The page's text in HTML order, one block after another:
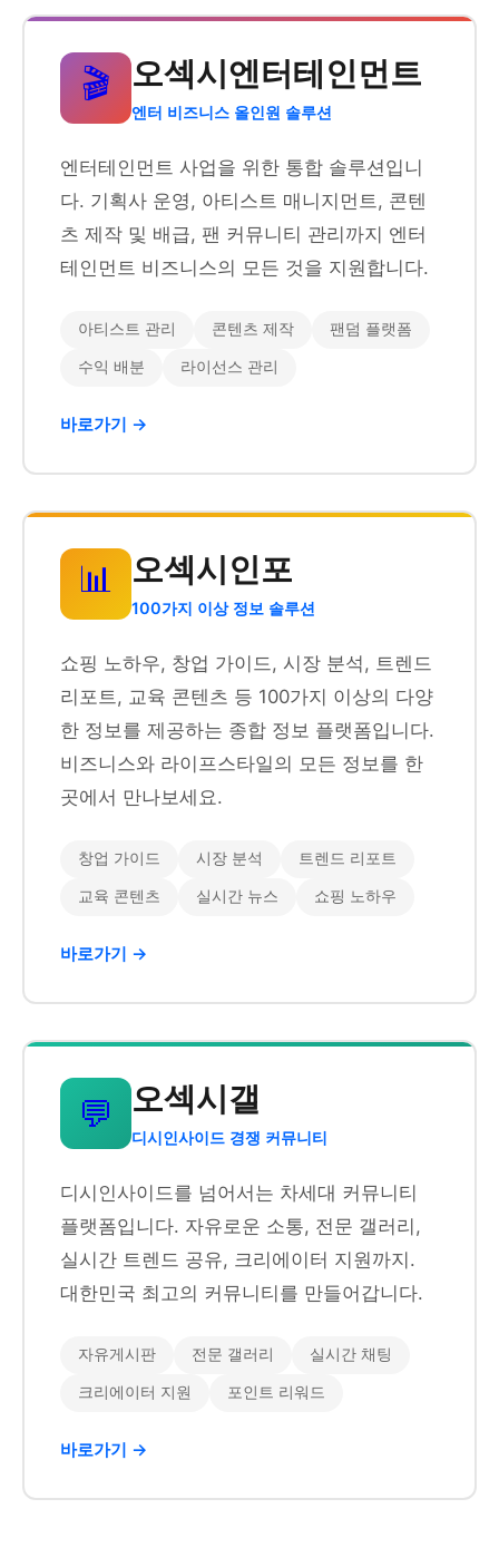
🎬 오섹시엔터테인먼트
엔터 비즈니스 올인원 솔루션
엔터테인먼트 사업을 위한 통합 솔루션입니
다. 기획사 운영, 아티스트 매니지먼트, 콘텐
츠 제작 및 배급, 팬 커뮤니티 관리까지 엔터
테인먼트 비즈니스의 모든 것을 지원합니다.
아티스트 관리 콘텐츠 제작 팬덤 플랫폼
수익 배분 라이선스 관리
바로가기 →
📊 오섹시인포
100가지 이상 정보 솔루션
쇼핑 노하우, 창업 가이드, 시장 분석, 트렌드
리포트, 교육 콘텐츠 등 100가지 이상의 다양
한 정보를 제공하는 종합 정보 플랫폼입니다.
비즈니스와 라이프스타일의 모든 정보를 한
곳에서 만나보세요.
창업 가이드 시장 분석 트렌드 리포트
교육 콘텐츠 실시간 뉴스 쇼핑 노하우
바로가기 →
💬 오섹시갤
디시인사이드 경쟁 커뮤니티
디시인사이드를 넘어서는 차세대 커뮤니티
플랫폼입니다. 자유로운 소통, 전문 갤러리,
실시간 트렌드 공유, 크리에이터 지원까지.
대한민국 최고의 커뮤니티를 만들어갑니다.
자유게시판 전문 갤러리 실시간 채팅
크리에이터 지원 포인트 리워드
바로가기 →